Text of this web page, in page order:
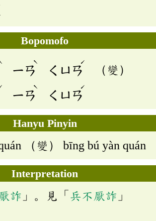
Bopomofo
ㄧㄢ
ˋ
ㄑㄩㄢ
ˊ
（變）
ㄧㄢ
ˋ
ㄑㄩㄢ
ˊ
Hanyu Pinyin
（變） bīng bú yàn quán
Interpretation
詐 」。見「 兵不厭詐 」